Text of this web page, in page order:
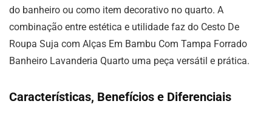
do banheiro ou como item decorativo no quarto. A
combinação entre estética e utilidade faz do Cesto De
Roupa Suja com Alças Em Bambu Com Tampa Forrado
Banheiro Lavanderia Quarto uma peça versátil e prática.
Características, Benefícios e Diferenciais